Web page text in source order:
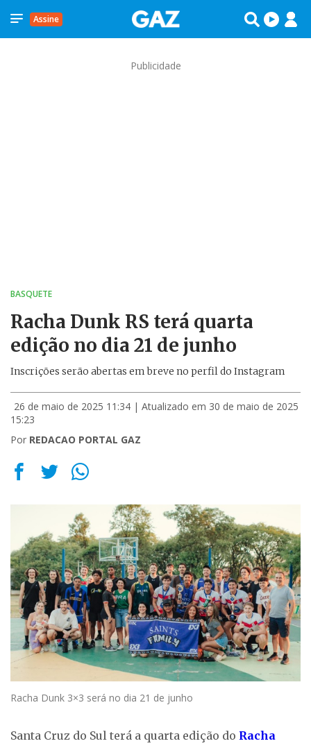
Assine
Publicidade
BASQUETE
Racha Dunk RS terá quarta
edição no dia 21 de junho
Inscrições serão abertas em breve no perfil do Instagram
26 de maio de 2025 11:34 | Atualizado em 30 de maio de 2025
15:23
Por REDACAO PORTAL GAZ
Racha Dunk 3×3 será no dia 21 de junho
Santa Cruz do Sul terá a quarta edição do Racha